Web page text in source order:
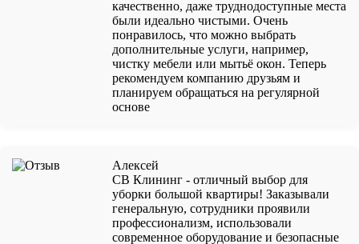
качественно, даже труднодоступные места
были идеально чистыми. Очень
понравилось, что можно выбрать
дополнительные услуги, например,
чистку мебели или мытьё окон. Теперь
рекомендуем компанию друзьям и
планируем обращаться на регулярной
основе
Алексей
СВ Клининг - отличный выбор для
уборки большой квартиры! Заказывали
генеральную, сотрудники проявили
профессионализм, использовали
современное оборудование и безопасные